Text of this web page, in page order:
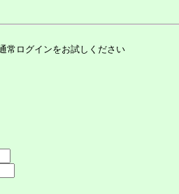
常ログインをお試しください